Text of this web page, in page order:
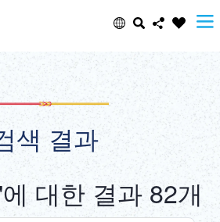
Language
this page
Email
색 결과
대한 결과 82개